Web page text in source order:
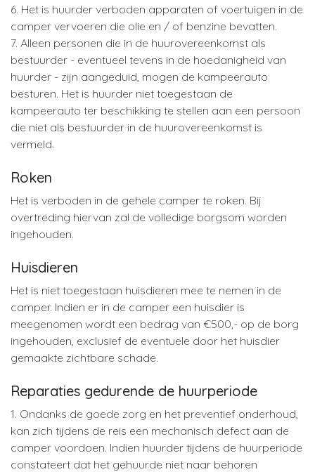
6. Het is huurder verboden apparaten of voertuigen in de
camper vervoeren die olie en / of benzine bevatten.
7. Alleen personen die in de huurovereenkomst als
bestuurder - eventueel tevens in de hoedanigheid van
huurder - zijn aangeduid, mogen de kampeerauto
besturen. Het is huurder niet toegestaan de
kampeerauto ter beschikking te stellen aan een persoon
die niet als bestuurder in de huurovereenkomst is
vermeld.
Roken
Het is verboden in de gehele camper te roken. Bij
overtreding hiervan zal de volledige borgsom worden
ingehouden.
Huisdieren
Het is niet toegestaan huisdieren mee te nemen in de
camper. Indien er in de camper een huisdier is
meegenomen wordt een bedrag van €500,- op de borg
ingehouden, exclusief de eventuele door het huisdier
gemaakte zichtbare schade.
Reparaties gedurende de huurperiode
1. Ondanks de goede zorg en het preventief onderhoud,
kan zich tijdens de reis een mechanisch defect aan de
camper voordoen. Indien huurder tijdens de huurperiode
constateert dat het gehuurde niet naar behoren